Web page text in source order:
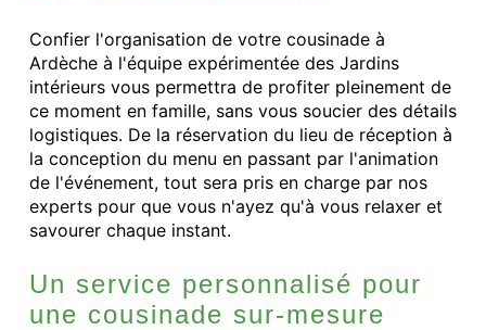
Confier l'organisation de votre cousinade à
Ardèche à l'équipe expérimentée des Jardins
intérieurs vous permettra de profiter pleinement de
ce moment en famille, sans vous soucier des détails
logistiques. De la réservation du lieu de réception à
la conception du menu en passant par l'animation
de l'événement, tout sera pris en charge par nos
experts pour que vous n'ayez qu'à vous relaxer et
savourer chaque instant.
Un service personnalisé pour
une cousinade sur-mesure